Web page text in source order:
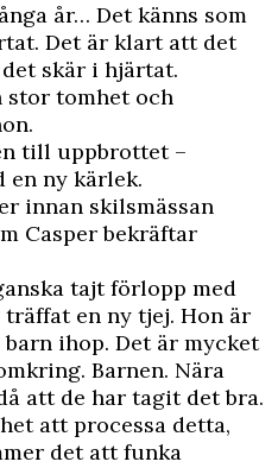
år… Det känns som
Det är klart att det
skär i hjärtat.
stor tomhet och
till uppbrottet –
en ny kärlek.
innan skilsmässan
Casper bekräftar
tajt förlopp med
en ny tjej. Hon är
ihop. Det är mycket
Barnen. Nära
att de har tagit det bra.
att processa detta,
det att funka